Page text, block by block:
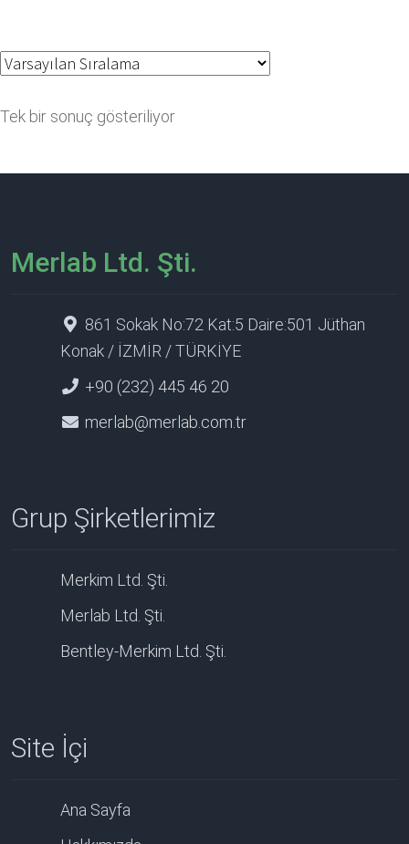
Tek bir sonuç gösteriliyor
Merlab Ltd. Şti.
861 Sokak No:72 Kat:5 Daire:501 Jüthan
Konak / İZMİR / TÜRKİYE
+90 (232) 445 46 20
merlab@merlab.com.tr
Grup Şirketlerimiz
Merkim Ltd. Şti.
Merlab Ltd. Şti.
Bentley-Merkim Ltd. Şti.
Site İçi
Ana Sayfa